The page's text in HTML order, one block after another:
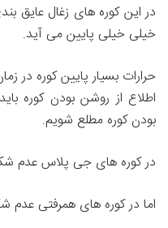
در این کوره های زغال عایق
خیلی خیلی پایین می آید.
حرارات بسیار پایین کوره
اطلاع از روشن بودن کوره
بودن کوره مطلع شویم.
در کوره های جی پلاس عدم شکستگی
اما در کوره های همرفتی عدم